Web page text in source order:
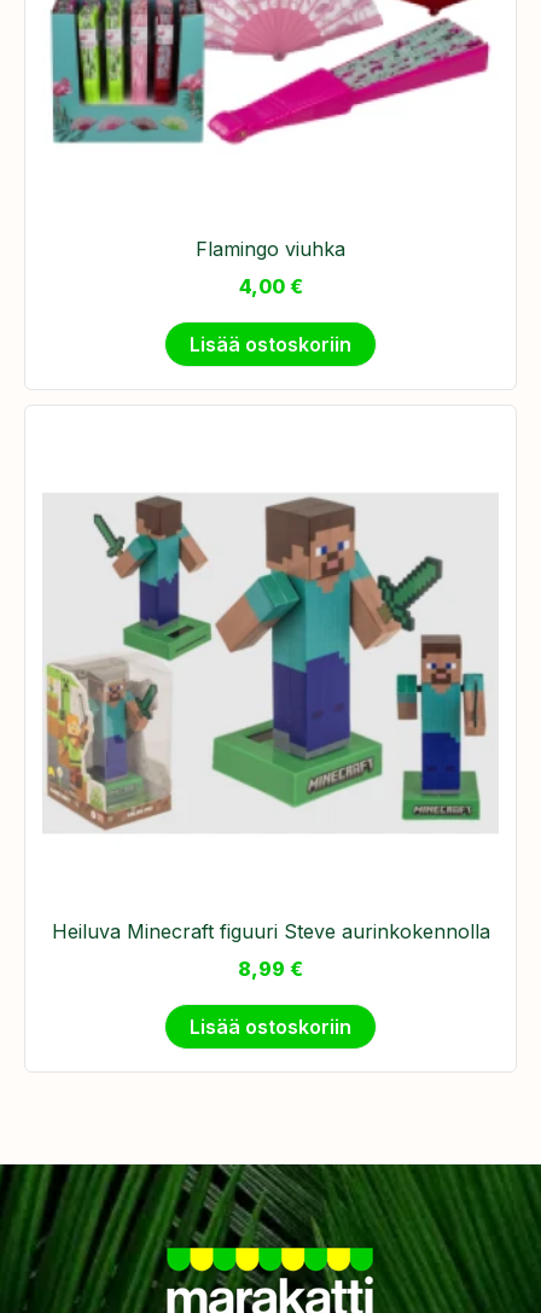
Flamingo viuhka
4,00 €
Lisää ostoskoriin
Heiluva Minecraft figuuri Steve aurinkokennolla
8,99 €
Lisää ostoskoriin